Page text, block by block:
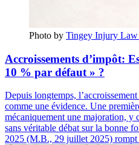
Photo by Tingey Injury
Accroissements d’impôt:
10 % par défaut » ?
Depuis longtemps,
comme une évidence. Une
mécaniquement une majoration, y
sans véritable débat sur la bonne
2025 (M.B., 29 juillet 2025) rompt